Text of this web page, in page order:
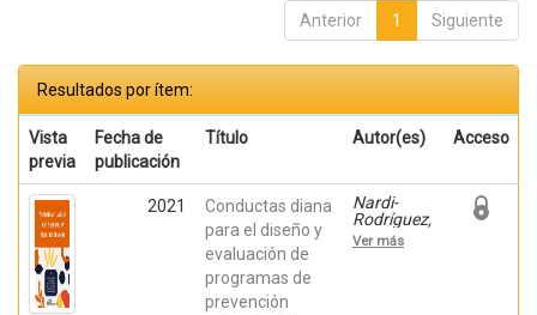
Anterior 1 Siguiente
Resultados por ítem:
Vista
previa
Fecha de
publicación
Título Autor(es) Acceso
2021
Conductas diana
para el diseño y
evaluación de
programas de
prevención
Nardi-
Rodríguez,
Ainara;
Vázquez
Ver más